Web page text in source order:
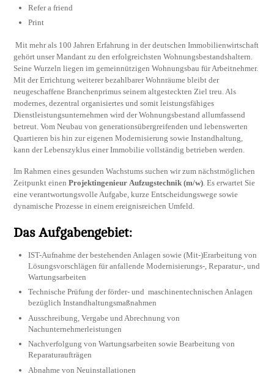
Refer a friend
Print
Mit mehr als 100 Jahren Erfahrung in der deutschen Immobilienwirtschaft
gehört unser Mandant zu den erfolgreichsten Wohnungsbestandshaltern.
Seine Wurzeln liegen im gemeinnützigen Wohnungsbau für Arbeitnehmer.
Mit der Errichtung weiterer bezahlbarer Wohnräume bleibt der
neugeschaffene Branchenprimus seinem altgesteckten Ziel treu. Als
modernes, dezentral organisiertes und somit leistungsfähiges
Dienstleistungsunternehmen wird der Wohnungsbestand allumfassend
betreut. Vom Neubau von generationsübergreifenden und lebenswerten
Quartieren bis hin zur eigenen Modernisierung sowie Instandhaltung,
kann der Lebenszyklus einer Immobilie vollständig betrieben werden.
Im Rahmen eines gesunden Wachstums suchen wir zum nächstmöglichen
Zeitpunkt einenProjektingenieur Aufzugstechnik (m/w) . Es erwartet Sie
eine verantwortungsvolle Aufgabe, kurze Entscheidungswege sowie
dynamische Prozesse in einem ereignisreichen Umfeld.
Das Aufgabengebiet:
IST-Aufnahme der bestehenden Anlagen sowie (Mit-)Erarbeitung von
Lösungsvorschlägen für anfallende Modernisierungs-, Reparatur-, und
Wartungsarbeiten
Technische Prüfung der förder- und maschinentechnischen Anlagen
bezüglich Instandhaltungsmaßnahmen
Ausschreibung, Vergabe und Abrechnung von
Nachunternehmerleistungen
Nachverfolgung von Wartungsarbeiten sowie Bearbeitung von
Reparaturaufträgen
Abnahme von Neuinstallationen